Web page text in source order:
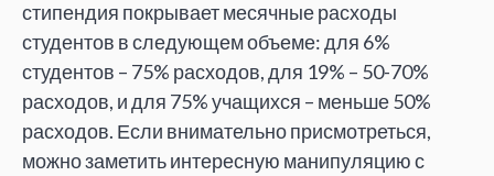
стипендия покрывает месячные расходы
студентов в следующем объеме: для 6%
студентов – 75% расходов, для 19% – 50-70%
расходов, и для 75% учащихся – меньше 50%
расходов. Если внимательно присмотреться,
можно заметить интересную манипуляцию с